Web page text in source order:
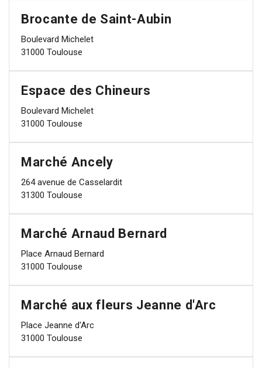
Brocante de Saint-Aubin
Boulevard Michelet
31000 Toulouse
Espace des Chineurs
Boulevard Michelet
31000 Toulouse
Marché Ancely
264 avenue de Casselardit
31300 Toulouse
Marché Arnaud Bernard
Place Arnaud Bernard
31000 Toulouse
Marché aux fleurs Jeanne d'Arc
Place Jeanne d'Arc
31000 Toulouse